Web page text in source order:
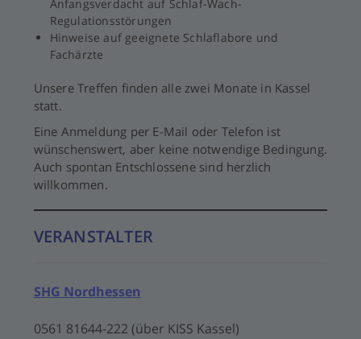
Anfangsverdacht auf Schlaf-Wach-
Regulationsstörungen
Hinweise auf geeignete Schlaflabore und
Fachärzte
Unsere Treffen finden alle zwei Monate in Kassel
statt.
Eine Anmeldung per E-Mail oder Telefon ist
wünschenswert, aber keine notwendige Bedingung.
Auch spontan Entschlossene sind herzlich
willkommen.
VERANSTALTER
SHG Nordhessen
0561 81644-222 (über KISS Kassel)